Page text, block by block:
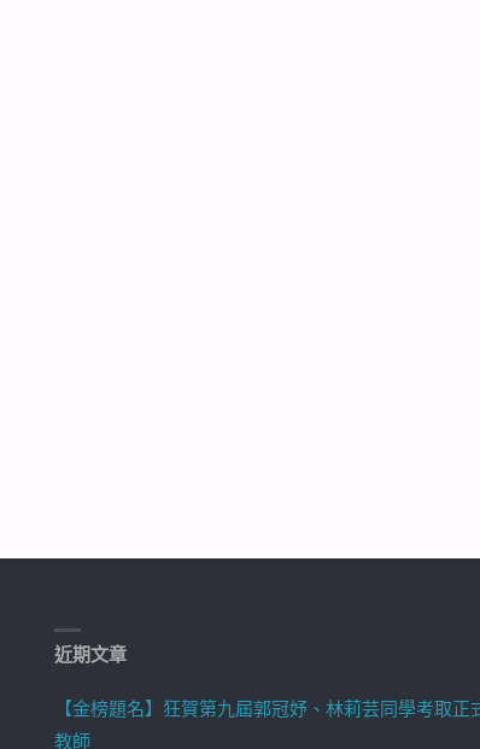
近期文章
【金榜題名】狂賀第九屆郭冠妤、林莉芸同學考取正
教師